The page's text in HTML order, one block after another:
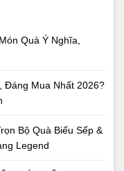
Quà Ý Nghĩa,
Đáng Mua Nhất 2026?
Bộ Quà Biếu Sếp &
Legend